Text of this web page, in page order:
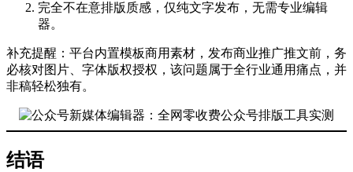
完全不在意排版质感，仅纯文字发布，无需专业编辑
器。
补充提醒：平台内置模板商用素材，发布商业推广推文前，务
必核对图片、字体版权授权，该问题属于全行业通用痛点，并
非稿轻松独有。
结语